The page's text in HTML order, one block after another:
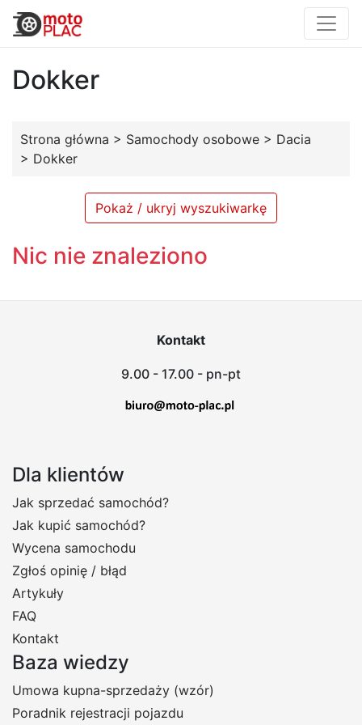
Dokker
Strona główna > Samochody osobowe > Dacia
> Dokker
Pokaż / ukryj wyszukiwarkę
Nic nie znaleziono
Kontakt
9.00 - 17.00 - pn-pt
Dla klientów
Jak sprzedać samochód?
Jak kupić samochód?
Wycena samochodu
Zgłoś opinię / błąd
Artykuły
FAQ
Kontakt
Baza wiedzy
Umowa kupna-sprzedaży (wzór)
Poradnik rejestracji pojazdu